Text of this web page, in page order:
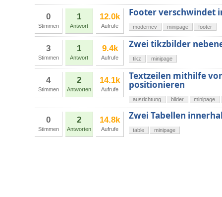
0
Stimmen
1
Antwort
12.0k
Aufrufe
Footer verschwindet
moderncv minipage footer
3
Stimmen
1
Antwort
9.4k
Aufrufe
Zwei tikzbilder
tikz minipage
4
Stimmen
2
Antworten
14.1k
Aufrufe
Textzeilen mithilfe
positionieren
ausrichtung bilder minipage
0
Stimmen
2
Antworten
14.8k
Aufrufe
Zwei Tabellen
table minipage